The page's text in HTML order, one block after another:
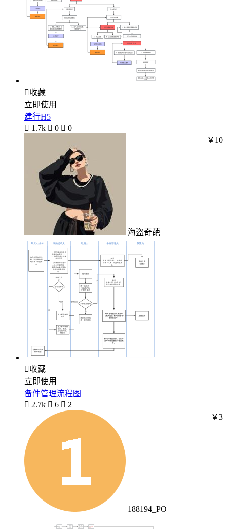
收藏
立即使用
建行H5
 1.7k  0  0
海盗奇葩
￥10
收藏
立即使用
备件管理流程图
 2.7k  6  2
188194_PO
￥3